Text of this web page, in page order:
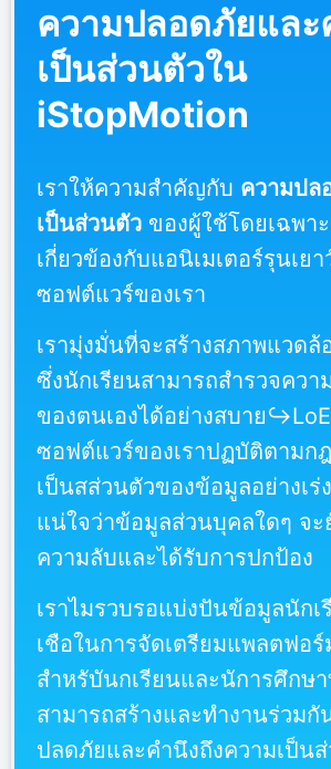
ความปลอดภัยและ
เป็นส่วนตัวใน
iStopMotion
เราให้ความสำคัญกับ ความปล
เป็นส่วนตัว ของผู้ใช้โดยเฉพา
เกี่ยวข้องกับแอนิเมเตอร์รุนเย
ซอฟต์แวร์ของเรา
เรามุ่งมั่นที่จะสร้างสภาพแวด
ซึ่งนักเรียนสามารถสำรวจควา
ของตนเองได้อย่างสบาย
ซอฟต์แวร์ของเราปฏบัติตามก
เป็นสส่วนตัวของข้อมูลอย่างเร่
แน่ใจว่าข้อมูลส่วนบุคลใดๆ จะ
ความลับและได้รับการปกป้อง
เราไมรวบรอแบ่งปันข้อมูลนักเ
เชือในการจัดเตรียมแพลตฟอร์
สำหรับันกเรียนและนัการศึกษ
สามารถสร้างและทำงานร่วม
ปลดภัยและคำนึงถึงความเป็น